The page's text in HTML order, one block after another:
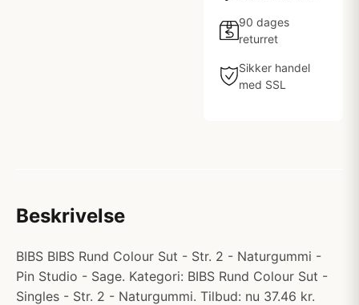
90 dages
returret
Sikker handel
med SSL
Beskrivelse
BIBS BIBS Rund Colour Sut - Str. 2 - Naturgummi -
Pin Studio - Sage. Kategori: BIBS Rund Colour Sut -
Singles - Str. 2 - Naturgummi. Tilbud: nu 37.46 kr.